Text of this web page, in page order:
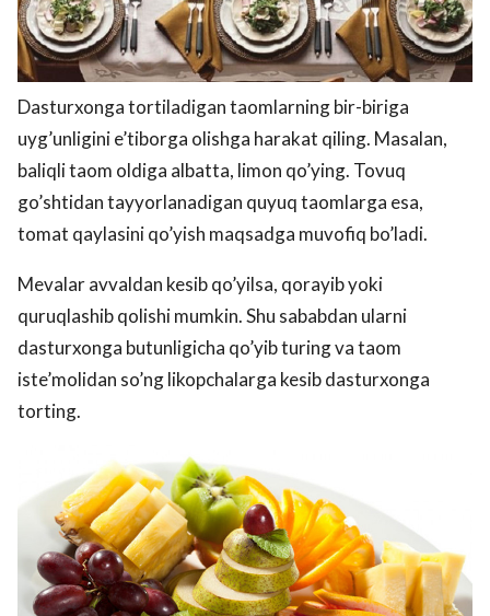
Dasturxonga tortiladigan taomlarning bir-biriga
uyg’unligini e’tiborga olishga harakat qiling. Masalan,
baliqli taom oldiga albatta, limon qo’ying. Tovuq
go’shtidan tayyorlanadigan quyuq taomlarga esa,
tomat qaylasini qo’yish maqsadga muvofiq bo’ladi.
Mevalar avvaldan kesib qo’yilsa, qorayib yoki
quruqlashib qolishi mumkin. Shu sababdan ularni
dasturxonga butunligicha qo’yib turing va taom
iste’molidan so’ng likopchalarga kesib dasturxonga
torting.